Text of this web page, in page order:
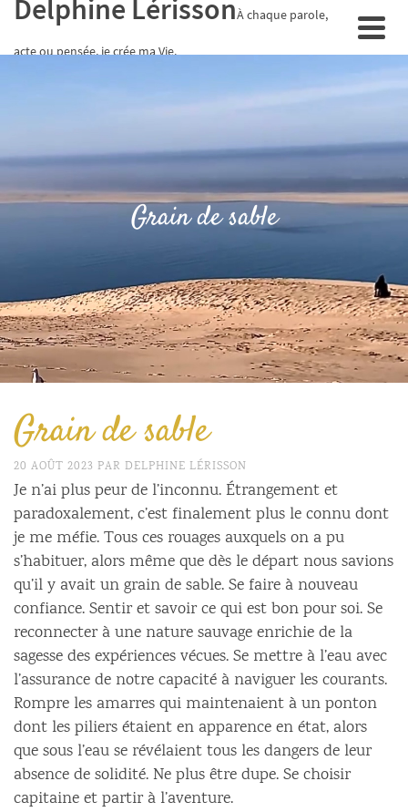
Delphine LérissonÀ chaque parole,
acte ou pensée, je crée ma Vie.
Grain de sable
Grain de sable
20 AOÛT 2023 PAR DELPHINE LÉRISSON
Je n’ai plus peur de l’inconnu. Étrangement et
paradoxalement, c’est finalement plus le connu dont
je me méfie. Tous ces rouages auxquels on a pu
s’habituer, alors même que dès le départ nous savions
qu’il y avait un grain de sable. Se faire à nouveau
confiance. Sentir et savoir ce qui est bon pour soi. Se
reconnecter à une nature sauvage enrichie de la
sagesse des expériences vécues. Se mettre à l’eau avec
l’assurance de notre capacité à naviguer les courants.
Rompre les amarres qui maintenaient à un ponton
dont les piliers étaient en apparence en état, alors
que sous l’eau se révélaient tous les dangers de leur
absence de solidité. Ne plus être dupe. Se choisir
capitaine et partir à l’aventure.